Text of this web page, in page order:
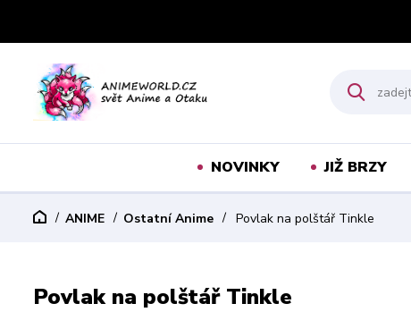
NOVINKY JIŽ BRZY
ANIME Ostatní Anime Povlak na polštář Tinkle
Povlak na polštář Tinkle